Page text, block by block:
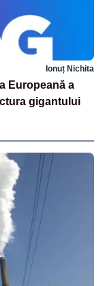
Ionuț Nichita
Europeană a
gigantului